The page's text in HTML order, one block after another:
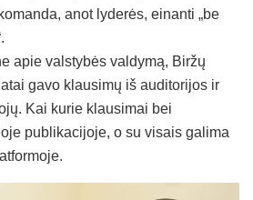
anot lyderės, einanti „be
apie valstybės valdymą, Biržų
gavo klausimų iš auditorijos ir
Kai kurie klausimai bei
publikacijoje, o su visais galima